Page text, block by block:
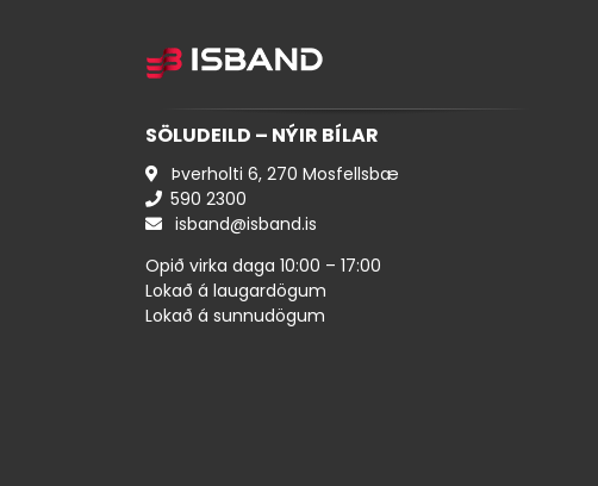
SÖLUDEILD – NÝIR BÍLAR
Þverholti 6, 270 Mosfellsbæ
590 ​2300
isband@isband.is
Opið virka daga 10:00 – 17:00
Lokað á laugardögum
Lokað á sunnudögum